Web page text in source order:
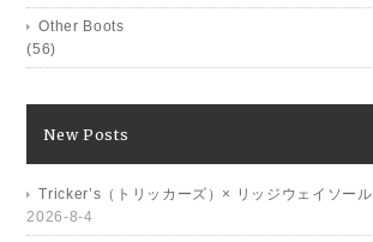
Other Boots
(56)
New Posts
Tricker’s（トリッカーズ）× リッジウェイソール
2026-8-4